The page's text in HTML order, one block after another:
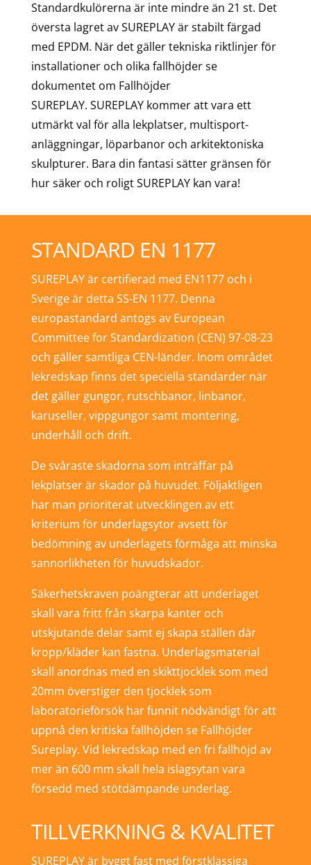
Standardkulörerna är inte mindre än 21 st. Det
översta lagret av SUREPLAY är stabilt färgad
med EPDM. När det gäller tekniska riktlinjer för
installationer och olika fallhöjder se
dokumentet om Fallhöjder
SUREPLAY. SUREPLAY kommer att vara ett
utmärkt val för alla lekplatser, multisport-
anläggningar, löparbanor och arkitektoniska
skulpturer. Bara din fantasi sätter gränsen för
hur säker och roligt SUREPLAY kan vara!
STANDARD EN 1177
SUREPLAY är certifierad med EN1177 och i
Sverige är detta SS-EN 1177. Denna
europastandard antogs av European
Committee for Standardization (CEN) 97-08-23
och gäller samtliga CEN-länder. Inom området
lekredskap finns det speciella standarder när
det gäller gungor, rutschbanor, linbanor,
karuseller, vippgungor samt montering,
underhåll och drift.
De svåraste skadorna som inträffar på
lekplatser är skador på huvudet. Följaktligen
har man prioriterat utvecklingen av ett
kriterium för underlagsytor avsett för
bedömning av underlagets förmåga att minska
sannorlikheten för huvudskador.
Säkerhetskraven poängterar att underlaget
skall vara fritt från skarpa kanter och
utskjutande delar samt ej skapa ställen där
kropp/kläder kan fastna. Underlagsmaterial
skall anordnas med en skikttjocklek som med
20mm överstiger den tjocklek som
laboratorieförsök har funnit nödvändigt för att
uppnå den kritiska fallhöjden se Fallhöjder
Sureplay. Vid lekredskap med en fri fallhöjd av
mer än 600 mm skall hela islagsytan vara
försedd med stötdämpande underlag.
TILLVERKNING & KVALITET
SUREPLAY är byggt fast med förstklassiga